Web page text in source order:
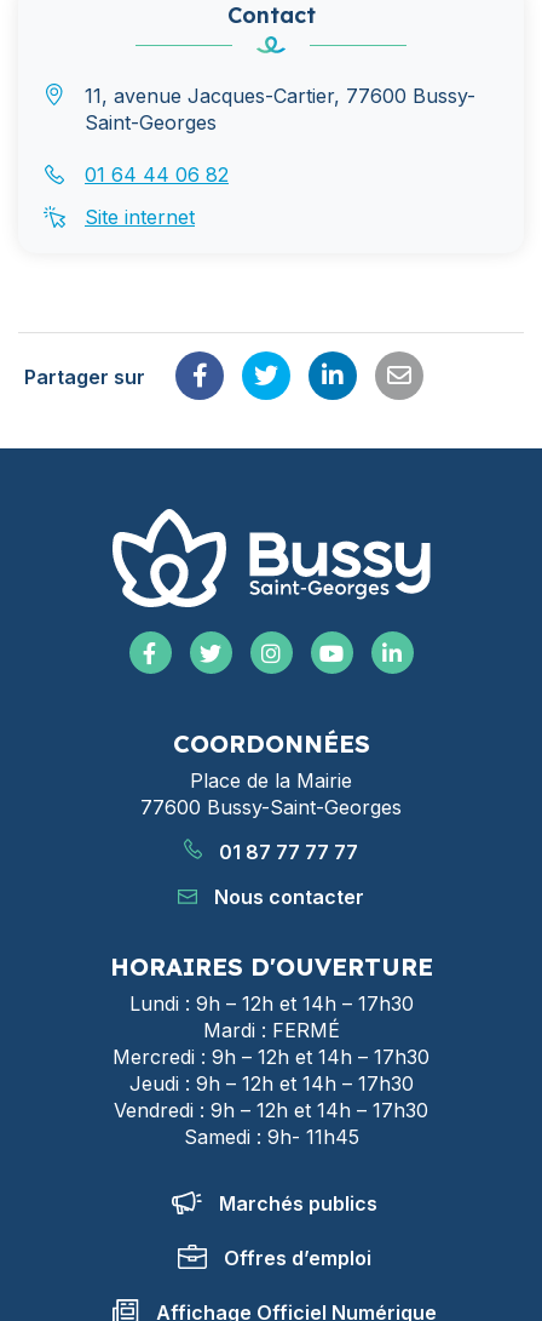
Contact
11, avenue Jacques-Cartier, 77600 Bussy-
Saint-Georges
01 64 44 06 82
Site internet
Partager sur Partager sur Facebook
Partager sur Twitter
Partager sur
Partager
Lien vers le compte Facebook
Lien vers le compte Twitter
Lien vers le compte
Lien vers la chaîne
Lien vers le
COORDONNÉES
Place de la Mairie
77600 Bussy-Saint-Georges
01 87 77 77 77
Nous contacter
HORAIRES D'OUVERTURE
Lundi : 9h – 12h et 14h – 17h30
Mardi : FERMÉ
Mercredi : 9h – 12h et 14h – 17h30
Jeudi : 9h – 12h et 14h – 17h30
Vendredi : 9h – 12h et 14h – 17h30
Samedi : 9h- 11h45
Marchés publics
Offres d’emploi
Affichage Officiel Numérique